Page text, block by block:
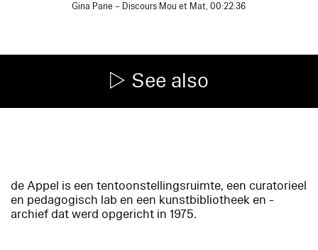
Gina Pane – Discours Mou et Mat, 00:22:36
See also
de Appel is een tentoonstellingsruimte, een curatorieel
en pedagogisch lab en een kunstbibliotheek en -
archief dat werd opgericht in 1975.